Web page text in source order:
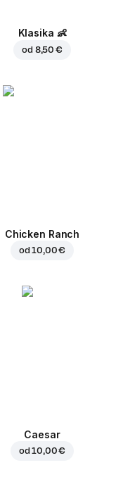
Klasika 👶
od 8,50 €
Chicken Ranch
od10,00 €
Caesar
od10,00 €